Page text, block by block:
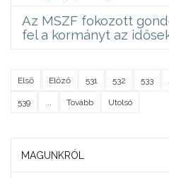
Az MSZF fokozott
fel a kormányt az
Első Előző 531 532 533
539 Tovább Utolsó
MAGUNKRÓL